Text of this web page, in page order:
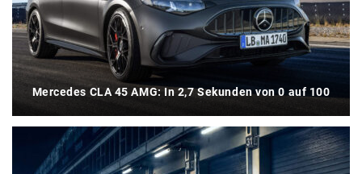
Mercedes CLA 45 AMG: In 2,7 Sekunden von 0 auf 100